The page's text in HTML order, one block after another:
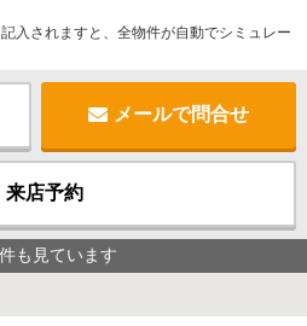
入されますと、全物件が自動でシミュレー
メールで問合せ
来店予約
も見ています